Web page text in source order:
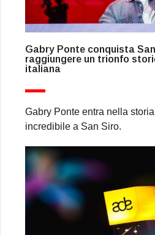
Gabry Ponte conquista
raggiungere un trionfo
italiana
Gabry Ponte entra nella
incredibile a San Siro.